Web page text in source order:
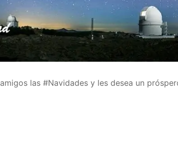
del Profesorado
las #Navidades y les desea un